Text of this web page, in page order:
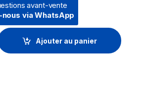
avant-vente
via WhatsApp
Monochrome Lexmark MS531dw
Ajouter au panier